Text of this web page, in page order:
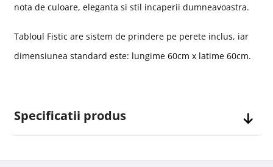
nota de culoare, eleganta si stil incaperii dumneavoastra.
Tabloul Fistic are sistem de prindere pe perete inclus, iar
dimensiunea standard este: lungime 60cm x latime 60cm.
Specificatii produs